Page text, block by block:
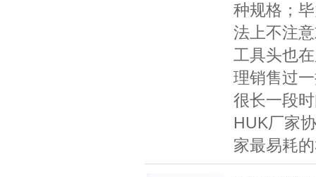
种规格；
法上不注
工具头也
理销售过
很长一段
HUK厂家
家最易耗